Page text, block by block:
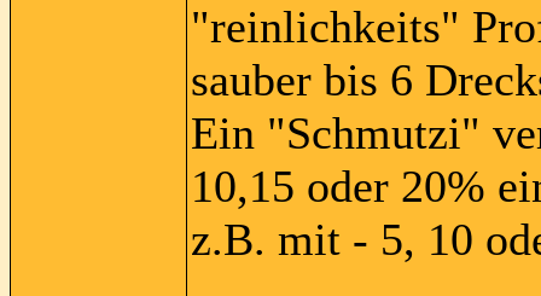
"reinlichkeits"
sauber bis 6
Ein "Schmutzi"
10,15 oder 20%
z.B. mit - 5, 10